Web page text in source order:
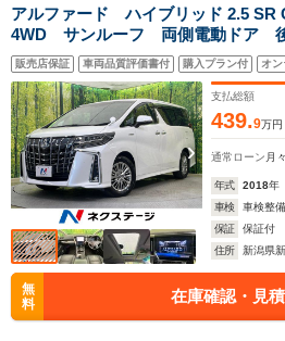
アルファード ハイブリッド 2.5 SR
4WD サンルーフ 両側電動ドア
クカメラ 100V電源 衝突被害軽減
クルーズ 禁煙車 電動リアゲート
ン 前後席パワーシート ドラレコ
販売店保証 車両品質評価書付 購入プラン付 オ
支払総額
439.9万円
通常ローン 月々
年式 2018年
車検
車検整
保証
保証付
住所
新潟県
無
料
在庫確認・見